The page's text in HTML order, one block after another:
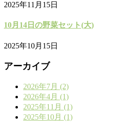
2025年11月15日
10月14日の野菜セット(大)
2025年10月15日
アーカイブ
2026年7月 (2)
2026年4月 (1)
2025年11月 (1)
2025年10月 (1)